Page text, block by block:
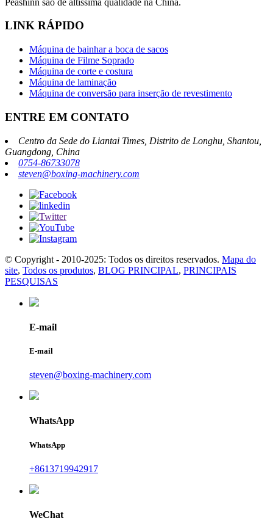
LINK RÁPIDO
Máquina de bainhar a boca de sacos
Máquina de Filme Soprado
Máquina de corte e costura
Máquina de laminação
Máquina de conversão para inserção de revestimento
ENTRE EM CONTATO
Centro da Sede do Liantai Times, Distrito de Longhu, Shantou,
Guangdong, China
0754-86733078
steven@boxing-machinery.com
© Copyright - 2010-2025: Todos os direitos reservados. Mapa do
site, Todos os produtos, BLOG PRINCIPAL, PRINCIPAIS
PESQUISAS
E-mail
E-mail
steven@boxing-machinery.com
WhatsApp
WhatsApp
+8613719942917
WeChat